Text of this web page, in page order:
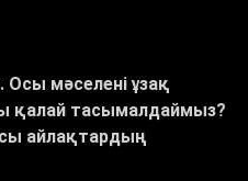
мәселені ұзақ
қалай тасымалдаймыз?
айлақтардың